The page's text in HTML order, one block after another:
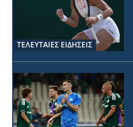
ΤΕΛΕΥΤΑΙΕΣ ΕΙΔΗΣΕΙΣ